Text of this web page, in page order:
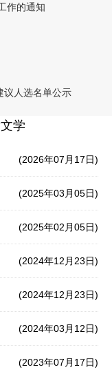
作的通知
议人选名单公示
学
(2026年07月17日)
(2025年03月05日)
(2025年02月05日)
(2024年12月23日)
(2024年12月23日)
(2024年03月12日)
(2023年07月17日)